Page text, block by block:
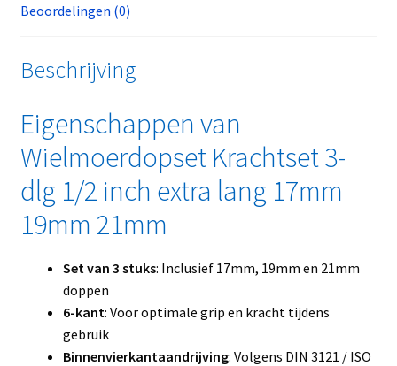
Beoordelingen (0)
Beschrijving
Eigenschappen van
Wielmoerdopset Krachtset 3-
dlg 1/2 inch extra lang 17mm
19mm 21mm
Set van 3 stuks: Inclusief 17mm, 19mm en 21mm
doppen
6-kant: Voor optimale grip en kracht tijdens
gebruik
Binnenvierkantaandrijving: Volgens DIN 3121 / ISO